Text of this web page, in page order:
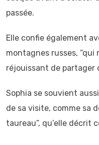
passée.
Elle confie également
montagnes russes,
réjouissant de partager
Sophia se souvient
de sa visite, comme sa
taureau”, qu’elle décrit